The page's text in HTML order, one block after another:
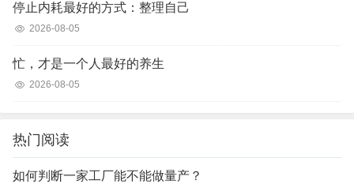
停止内耗最好的方式：整理自己
2026-08-05
忙，才是一个人最好的养生
2026-08-05
热门阅读
如何判断一家工厂能不能做量产？